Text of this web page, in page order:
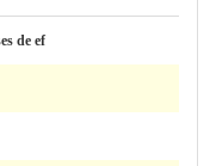
de ef